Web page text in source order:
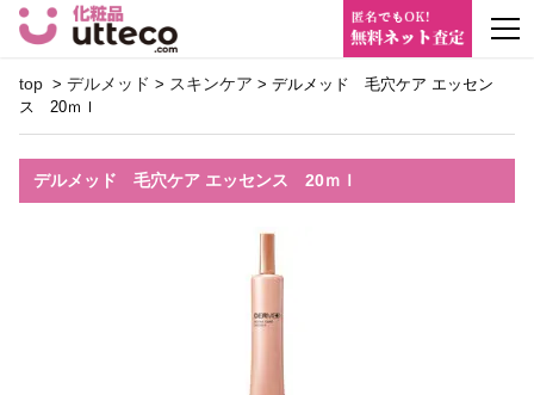
top > デルメッド > スキンケア > デルメッド 毛穴ケア エッセン
ス 20ｍｌ
デルメッド 毛穴ケア エッセンス 20ｍｌ